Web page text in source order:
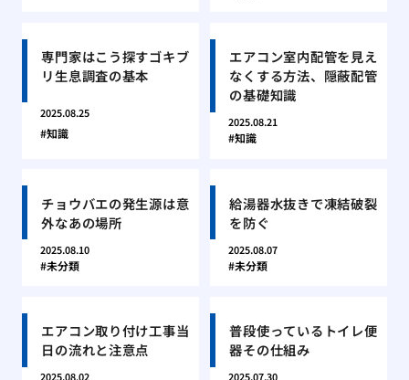
専門家はこう探すゴキブ
リ生息調査の基本
2025.08.25
知識
エアコン室内配管を見え
なくする方法、隠蔽配管
の基礎知識
2025.08.21
知識
チョウバエの発生源は意
外なあの場所
2025.08.10
未分類
給湯器水抜きで凍結破裂
を防ぐ
2025.08.07
未分類
エアコン取り付け工事当
日の流れと注意点
2025.08.02
普段使っているトイレ便
器その仕組み
2025.07.30